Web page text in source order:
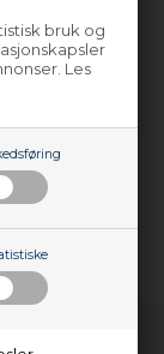
bruk og
Les